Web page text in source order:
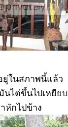
ยู่ในสภาพนี้แล้ว
นไต่ขึ้นไปเหยียบ
หักไปข้าง